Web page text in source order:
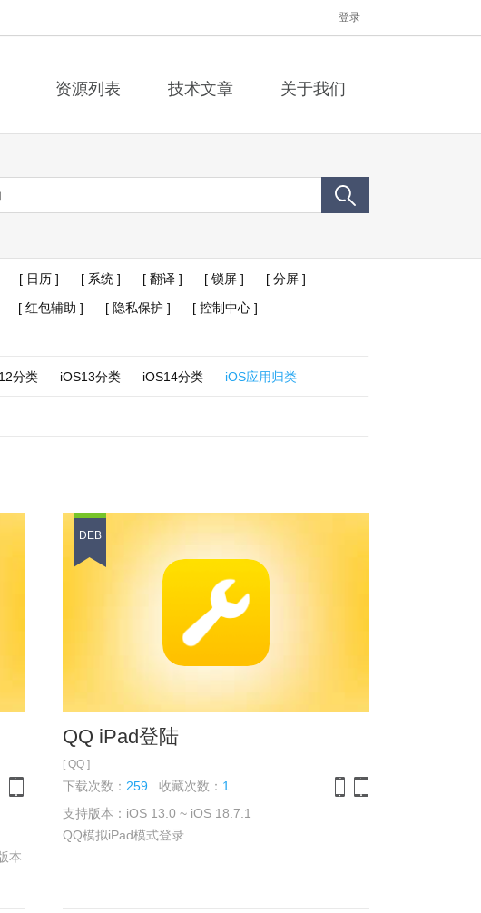
登录
资源列表 技术文章 关于我们
[ 日历 ] [ 系统 ] [ 翻译 ] [ 锁屏 ]
[ 分屏 ]
[ 红包辅助 ] [ 隐私保护 ]
[ 控制中心 ]
分类 iOS13分类 iOS14分类 iOS应用归类
本
DEB
QQ iPad登陆
[ QQ ]
下载次数： 259 收藏次数： 1
支持版本：iOS 13.0 ~ iOS 18.7.1
QQ模拟iPad模式登录